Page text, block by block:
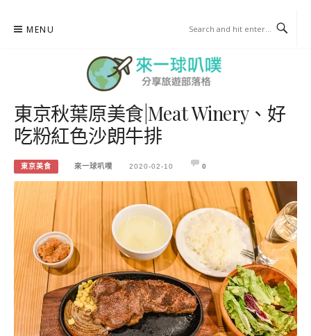
MENU
來一球叭噗
分享日本自助部落格
東京秋葉原美食|Meat Winery、好
吃粉紅色沙朗牛排
東京美食 來一球叭噗 2020-02-10 0